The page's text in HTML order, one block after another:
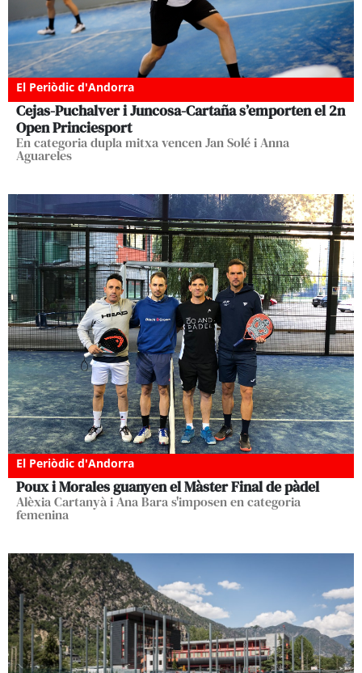
El Periòdic d'Andorra
Cejas-Puchalver i Juncosa-Cartaña s’emporten el 2n
Open Princiesport
En categoria dupla mitxa vencen Jan Solé i Anna
Aguareles
El Periòdic d'Andorra
Poux i Morales guanyen el Màster Final de pàdel
Alèxia Cartanyà i Ana Bara s'imposen en categoria
femenina